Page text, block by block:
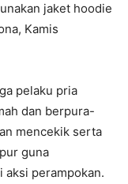
jaket hoodie
Kamis
pelaku pria
dan berpura-
mencekik serta
guna
perampokan.